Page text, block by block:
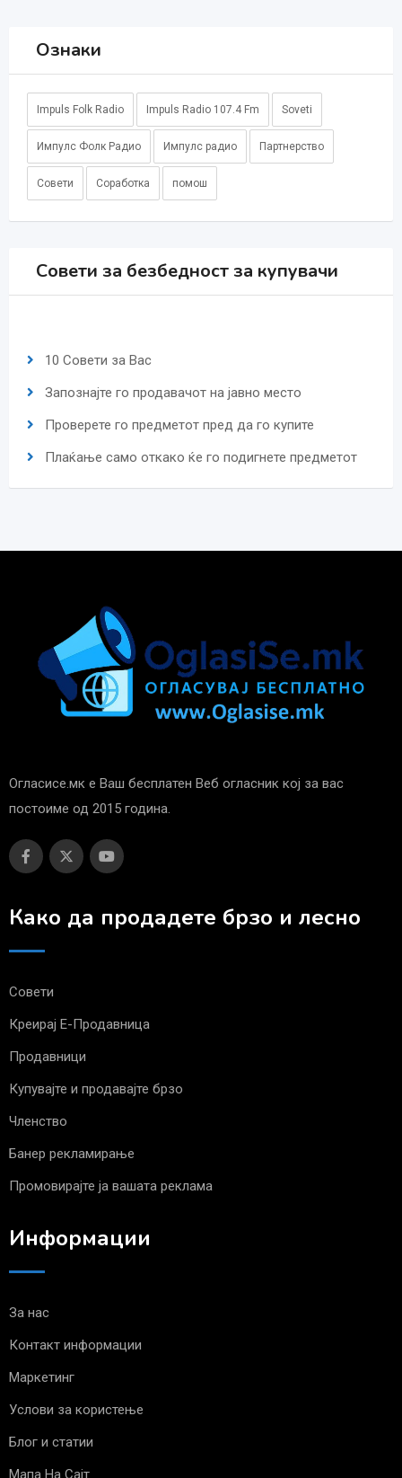
Ознаки
Impuls Folk Radio Impuls Radio 107.4 Fm Soveti
Импулс Фолк Радио Импулс радио Партнерство
Совети Соработка помош
Совети за безбедност за купувачи
10 Совети за Вас
Запознајте го продавачот на јавно место
Проверете го предметот пред да го купите
Плаќање само откако ќе го подигнете предметот
Огласисе.мк е Ваш бесплатен Веб огласник кој за вас
постоиме од 2015 година.
Како да продадете брзо и лесно
Совети
Креирај Е-Продавница
Продавници
Купувајте и продавајте брзо
Членство
Банер рекламирање
Промовирајте ја вашата реклама
Информации
За нас
Контакт информации
Маркетинг
Услови за користење
Блог и статии
Мапа На Сајт